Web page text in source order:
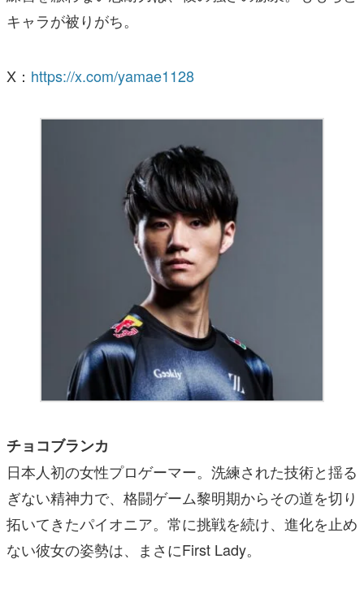
キャラが被りがち。
X： https://x.com/yamae1128
チョコブランカ
日本人初の女性プロゲーマー。洗練された技術と揺る
ぎない精神力で、格闘ゲーム黎明期からその道を切り
拓いてきたパイオニア。常に挑戦を続け、進化を止め
ない彼女の姿勢は、まさにFirst Lady。